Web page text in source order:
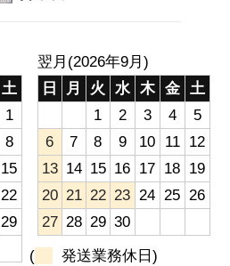
土
1
8
15
22
29
翌月(2026年9月)
日
月 火 水 木 金
土
1
2 3 4
5
6
7 8 9 10 11
12
13 14 15 16 17 18 19
20 21 22 23 24 25 26
27 28 29 30
( 発送業務休日)